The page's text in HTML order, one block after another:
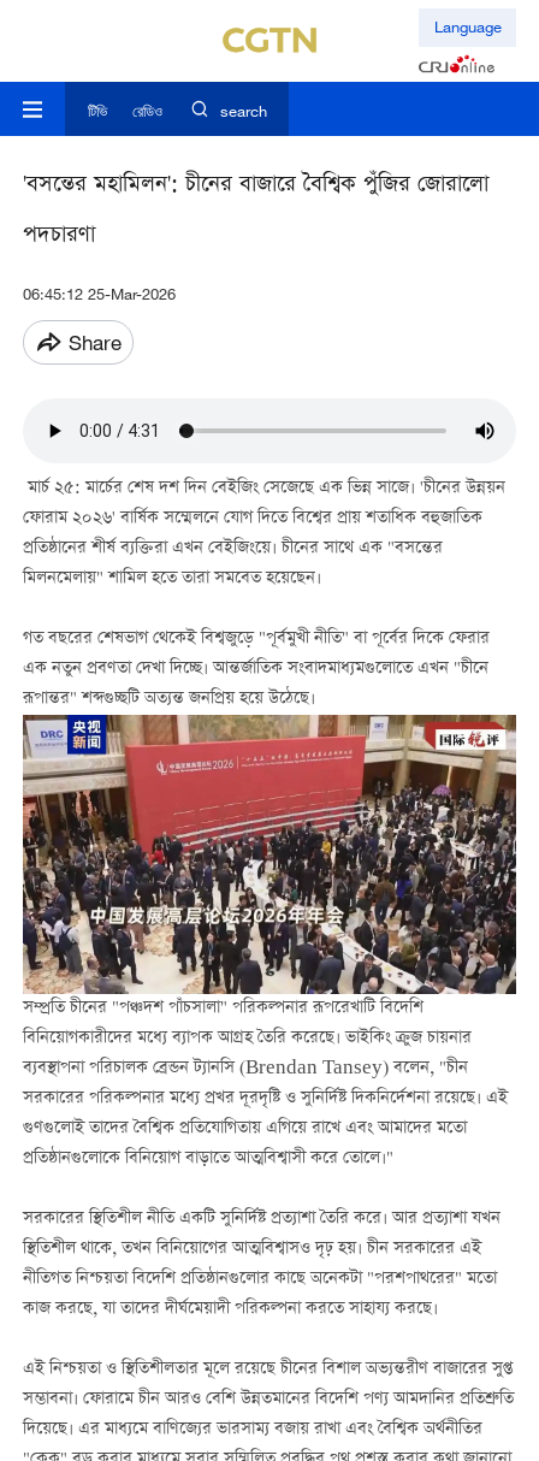
Language
টিভি রেডিও search
'বসন্তের মহামিলন': চীনের বাজারে বৈশ্বিক পুঁজির জোরালো
পদচারণা
06:45:12 25-Mar-2026
Share
মার্চ ২৫: মার্চের শেষ দশ দিন বেইজিং সেজেছে এক ভিন্ন সাজে। 'চীনের উন্নয়ন
ফোরাম ২০২৬' বার্ষিক সম্মেলনে যোগ দিতে বিশ্বের প্রায় শতাধিক বহুজাতিক
প্রতিষ্ঠানের শীর্ষ ব্যক্তিরা এখন বেইজিংয়ে। চীনের সাথে এক "বসন্তের
মিলনমেলায়" শামিল হতে তারা সমবেত হয়েছেন।
গত বছরের শেষভাগ থেকেই বিশ্বজুড়ে "পূর্বমুখী নীতি" বা পূর্বের দিকে ফেরার
এক নতুন প্রবণতা দেখা দিচ্ছে। আন্তর্জাতিক সংবাদমাধ্যমগুলোতে এখন "চীনে
রূপান্তর" শব্দগুচ্ছটি অত্যন্ত জনপ্রিয় হয়ে উঠেছে।
সম্প্রতি চীনের "পঞ্চদশ পাঁচসালা" পরিকল্পনার রূপরেখাটি বিদেশি
বিনিয়োগকারীদের মধ্যে ব্যাপক আগ্রহ তৈরি করেছে। ভাইকিং ক্রুজ চায়নার
ব্যবস্থাপনা পরিচালক ব্রেন্ডন ট্যানসি (Brendan Tansey) বলেন, "চীন
সরকারের পরিকল্পনার মধ্যে প্রখর দূরদৃষ্টি ও সুনির্দিষ্ট দিকনির্দেশনা রয়েছে। এই
গুণগুলোই তাদের বৈশ্বিক প্রতিযোগিতায় এগিয়ে রাখে এবং আমাদের মতো
প্রতিষ্ঠানগুলোকে বিনিয়োগ বাড়াতে আত্মবিশ্বাসী করে তোলে।"
সরকারের স্থিতিশীল নীতি একটি সুনির্দিষ্ট প্রত্যাশা তৈরি করে। আর প্রত্যাশা যখন
স্থিতিশীল থাকে, তখন বিনিয়োগের আত্মবিশ্বাসও দৃঢ় হয়। চীন সরকারের এই
নীতিগত নিশ্চয়তা বিদেশি প্রতিষ্ঠানগুলোর কাছে অনেকটা "পরশপাথরের" মতো
কাজ করছে, যা তাদের দীর্ঘমেয়াদী পরিকল্পনা করতে সাহায্য করছে।
এই নিশ্চয়তা ও স্থিতিশীলতার মূলে রয়েছে চীনের বিশাল অভ্যন্তরীণ বাজারের সুপ্ত
সম্ভাবনা। ফোরামে চীন আরও বেশি উন্নতমানের বিদেশি পণ্য আমদানির প্রতিশ্রুতি
দিয়েছে। এর মাধ্যমে বাণিজ্যের ভারসাম্য বজায় রাখা এবং বৈশ্বিক অর্থনীতির